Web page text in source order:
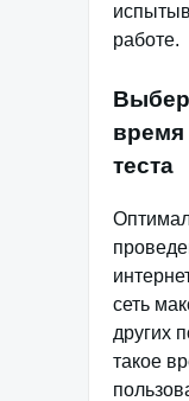
работе.
время
теста
сеть
других
такое